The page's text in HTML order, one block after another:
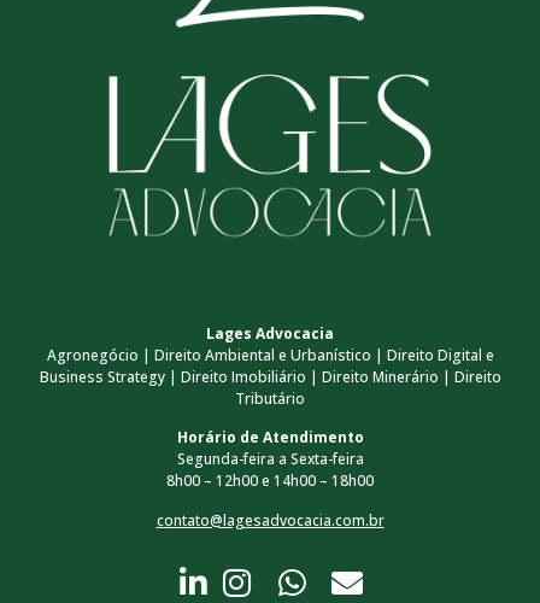
Lages Advocacia
Agronegócio | Direito Ambiental e Urbanístico | Direito Digital e
Business Strategy | Direito Imobiliário | Direito Minerário | Direito
Tributário
Horário de Atendimento
Segunda-feira a Sexta-feira
8h00 – 12h00 e 14h00 – 18h00
contato@lagesadvocacia.com.br